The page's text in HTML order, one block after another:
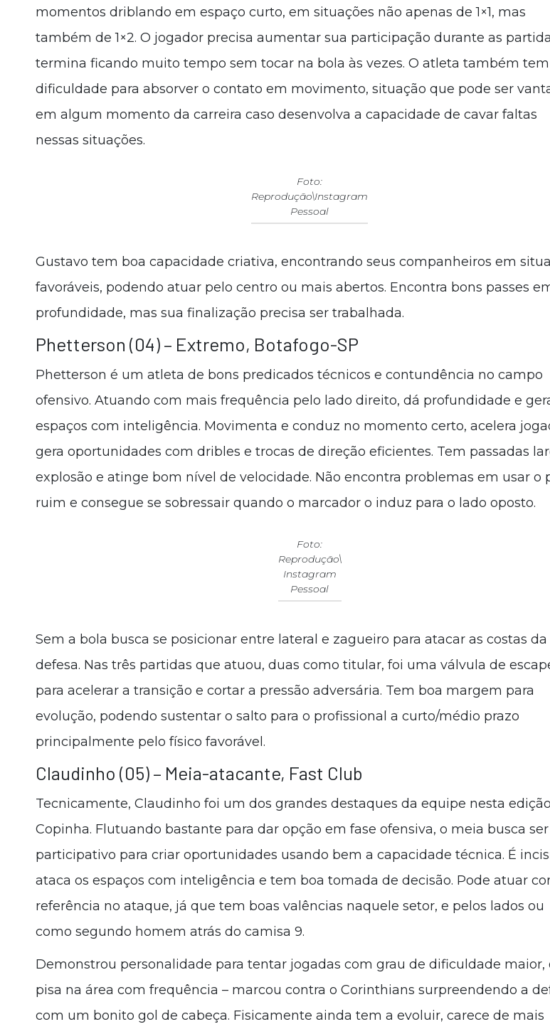
momentos driblando em espaço curto, em situações não apenas de 1×1, mas
também de 1×2. O jogador precisa aumentar sua participação durante as
termina ficando muito tempo sem tocar na bola às vezes. O atleta também tem
dificuldade para absorver o contato em movimento, situação que pode ser
em algum momento da carreira caso desenvolva a capacidade de cavar faltas
nessas situações.
Foto:
Reprodução\Instagram
Pessoal
Gustavo tem boa capacidade criativa, encontrando seus companheiros em
favoráveis, podendo atuar pelo centro ou mais abertos. Encontra bons passes
profundidade, mas sua finalização precisa ser trabalhada.
Phetterson (04) – Extremo, Botafogo-SP
Phetterson é um atleta de bons predicados técnicos e contundência no campo
ofensivo. Atuando com mais frequência pelo lado direito, dá profundidade e
espaços com inteligência. Movimenta e conduz no momento certo, acelera
gera oportunidades com dribles e trocas de direção eficientes. Tem passadas
explosão e atinge bom nível de velocidade. Não encontra problemas em usar o
ruim e consegue se sobressair quando o marcador o induz para o lado oposto.
Foto:
Reprodução\
Instagram
Pessoal
Sem a bola busca se posicionar entre lateral e zagueiro para atacar as costas da
defesa. Nas três partidas que atuou, duas como titular, foi uma válvula de
para acelerar a transição e cortar a pressão adversária. Tem boa margem para
evolução, podendo sustentar o salto para o profissional a curto/médio prazo
principalmente pelo físico favorável.
Claudinho (05) – Meia-atacante, Fast Club
Tecnicamente, Claudinho foi um dos grandes destaques da equipe nesta
Copinha. Flutuando bastante para dar opção em fase ofensiva, o meia busca ser
participativo para criar oportunidades usando bem a capacidade técnica. É
ataca os espaços com inteligência e tem boa tomada de decisão. Pode atuar
referência no ataque, já que tem boas valências naquele setor, e pelos lados ou
como segundo homem atrás do camisa 9.
Demonstrou personalidade para tentar jogadas com grau de dificuldade maior,
pisa na área com frequência – marcou contra o Corinthians surpreendendo a
com um bonito gol de cabeça. Fisicamente ainda tem a evoluir, carece de mais